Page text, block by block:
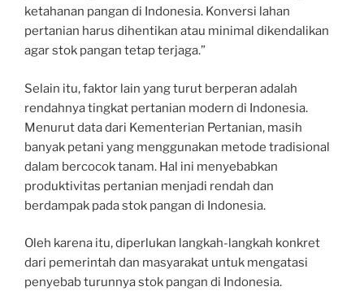
ketahanan pangan di Indonesia. Konversi lahan
pertanian harus dihentikan atau minimal dikendalikan
agar stok pangan tetap terjaga.”
Selain itu, faktor lain yang turut berperan adalah
rendahnya tingkat pertanian modern di Indonesia.
Menurut data dari Kementerian Pertanian, masih
banyak petani yang menggunakan metode tradisional
dalam bercocok tanam. Hal ini menyebabkan
produktivitas pertanian menjadi rendah dan
berdampak pada stok pangan di Indonesia.
Oleh karena itu, diperlukan langkah-langkah konkret
dari pemerintah dan masyarakat untuk mengatasi
penyebab turunnya stok pangan di Indonesia.